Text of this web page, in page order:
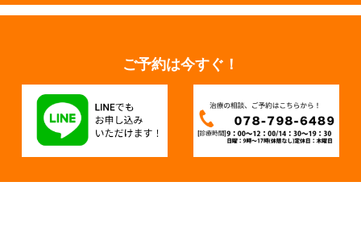
ご予約は今すぐ！